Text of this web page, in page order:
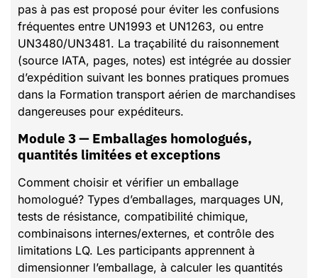
pas à pas est proposé pour éviter les confusions
fréquentes entre UN1993 et UN1263, ou entre
UN3480/UN3481. La traçabilité du raisonnement
(source IATA, pages, notes) est intégrée au dossier
d’expédition suivant les bonnes pratiques promues
dans la Formation transport aérien de marchandises
dangereuses pour expéditeurs.
Module 3 — Emballages homologués,
quantités limitées et exceptions
Comment choisir et vérifier un emballage
homologué? Types d’emballages, marquages UN,
tests de résistance, compatibilité chimique,
combinaisons internes/externes, et contrôle des
limitations LQ. Les participants apprennent à
dimensionner l’emballage, à calculer les quantités